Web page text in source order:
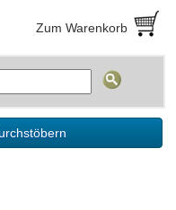
Zum Warenkorb